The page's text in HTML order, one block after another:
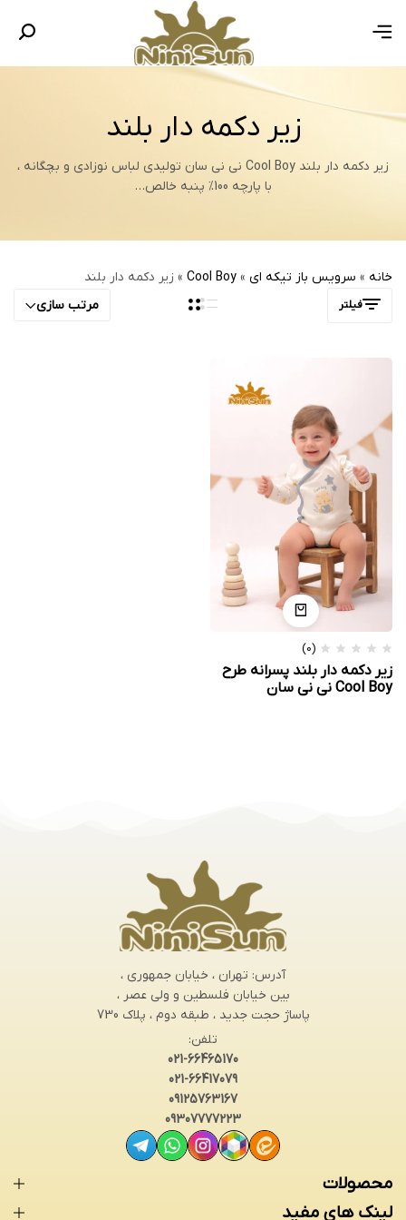
زیر دکمه دار بلند
زیر دکمه دار بلند Cool Boy نی نی سان تولیدی لباس نوزادی و بچگانه ،
با پارچه 100% پنبه خالص…
خانه » سرویس باز تیکه ای »
Cool Boy
» زیر دکمه دار بلند
فیلتر مرتب سازی
(0)
زیر دکمه دار بلند پسرانه طرح
Cool Boy نی نی سان
آدرس: تهران ، خیابان جمهوری ،
بین خیابان فلسطین و ولی عصر ،
پاساژ حجت جدید ، طبقه دوم ، پلاک 730
تلفن:
021-66465170
021-66417079
09125763167
09307777223
محصولات
لینک های مفید